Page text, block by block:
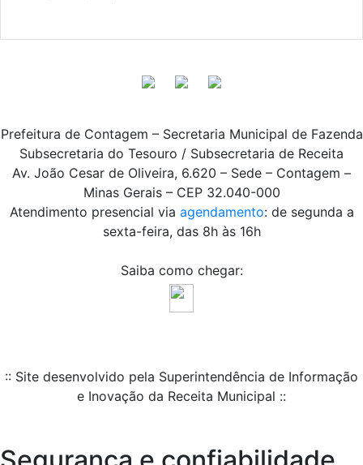
Prefeitura de Contagem – Secretaria Municipal de Fazenda
Subsecretaria do Tesouro / Subsecretaria de Receita
Av. João Cesar de Oliveira, 6.620 – Sede – Contagem –
Minas Gerais – CEP 32.040-000
Atendimento presencial via agendamento: de segunda a
sexta-feira, das 8h às 16h
Saiba como chegar:
:: Site desenvolvido pela Superintendência de Informação
e Inovação da Receita Municipal ::